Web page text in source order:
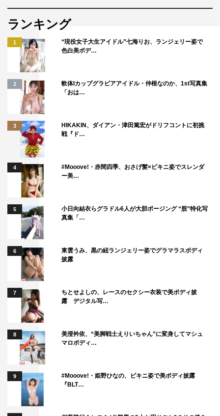
ランキング
1
“現役女子大生アイドル”七海りお、ランジェリー姿で
色白美ボデ…
2
軟体Iカップグラビアアイドル・仲根なのか、1st写真集
「おは…
3
HIKAKIN、ダイアン・津田篤宏がドリフコントに初挑
戦『ド…
4
#Mooove!・赤間四季、おさげ髪×ビキニ姿でスレンダ
ー美…
5
小日向結衣らグラドル6人が大胆ポージング “股”特化写
真集「…
6
東雲うみ、黒の紐ランジェリー姿でグラマラスボディ
披露
7
ちとせよしの、レースのセクシー衣装で美ボディ披
露 デジタル写…
8
美澄衿依、“美脚戦士えりいちゃん”に変身してマシュ
マロボディ…
9
#Mooove!・姫野ひなの、ビキニ姿で美ボディ披露
『BLT…